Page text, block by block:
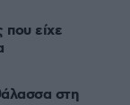
είχε
στη